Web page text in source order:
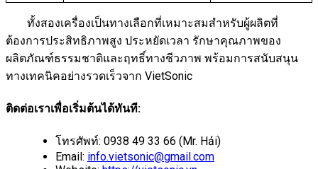
ทั้งสองเครื่องเป็นทางเลือกที่เหมาะสมสำหรับผู้ผลิตที่
ต้องการประสิทธิภาพสูง ประหยัดเวลา รักษาคุณภาพของ
ผลิตภัณฑ์ธรรมชาติและฤทธิ์ทางชีวภาพ พร้อมการสนับสนุน
ทางเทคนิคอย่างรวดเร็วจาก VietSonic
ติดต่อเราเพื่อเริ่มต้นได้ทันที:
โทรศัพท์: 0938 49 33 66 (Mr. Hải)
Email: info.vietsonic@gmail.com